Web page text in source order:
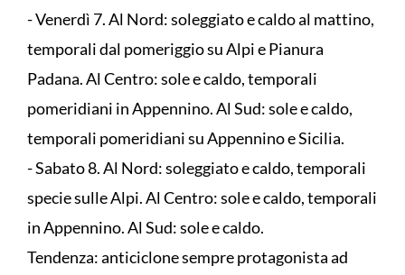
- Venerdì 7. Al Nord: soleggiato e caldo al mattino,
temporali dal pomeriggio su Alpi e Pianura
Padana. Al Centro: sole e caldo, temporali
pomeridiani in Appennino. Al Sud: sole e caldo,
temporali pomeridiani su Appennino e Sicilia.
- Sabato 8. Al Nord: soleggiato e caldo, temporali
specie sulle Alpi. Al Centro: sole e caldo, temporali
in Appennino. Al Sud: sole e caldo.
Tendenza: anticiclone sempre protagonista ad